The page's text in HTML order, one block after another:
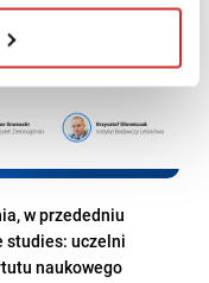
w przededniu
studies: uczelni
naukowego